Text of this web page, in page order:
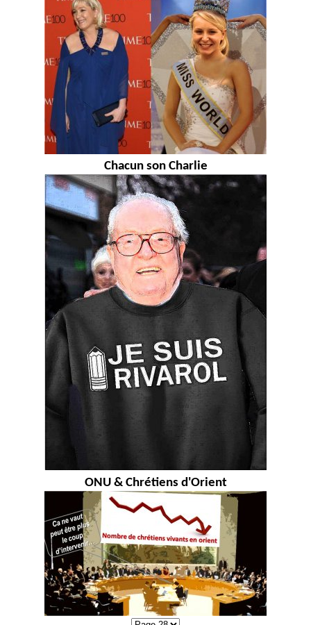
Chacun son Charlie
ONU & Chrétiens d'Orient